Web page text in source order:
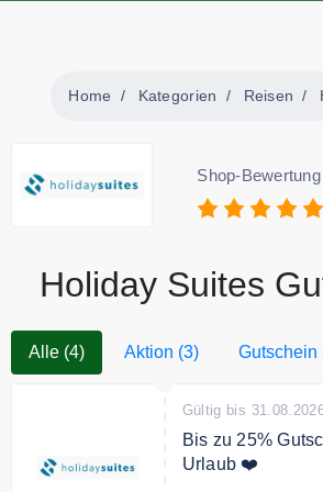
Home Kategorien Reisen
Shop-
Holiday Suites
Alle (4) Aktion (3) Gutschein
Gültig bis
Bis zu 25%
Urlaub ❤️